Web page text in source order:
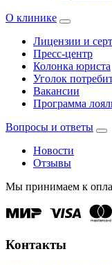
О клинике
Лицензии и
Пресс-центр
Колонка юриста
Уголок
Вакансии
Программа
Вопросы и ответы
Новости
Отзывы
Мы принимаем к
Контакты